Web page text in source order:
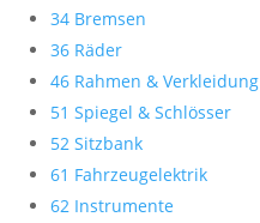
34 Bremsen
36 Räder
46 Rahmen & Verkleidung
51 Spiegel & Schlösser
52 Sitzbank
61 Fahrzeugelektrik
62 Instrumente